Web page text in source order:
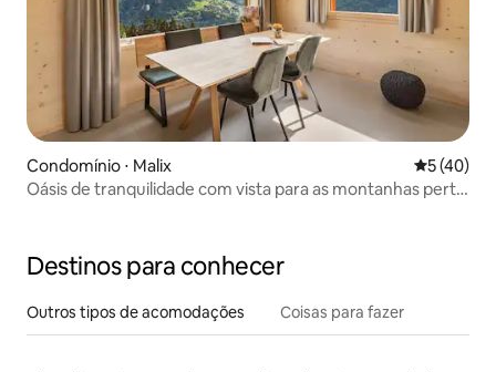
Condomínio ⋅ Malix 5 de uma
5 (40)
Oásis de tranquilidade com vista para as montanhas perto
Destinos para conhecer
Outros tipos de acomodações Coisas para fazer